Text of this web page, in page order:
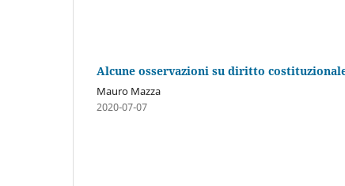
Alcune osservazioni su diritto
Mauro Mazza
2020-07-07